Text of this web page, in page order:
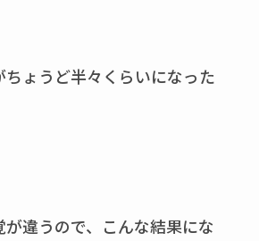
ょうど半々くらいになった
違うので、こんな結果にな